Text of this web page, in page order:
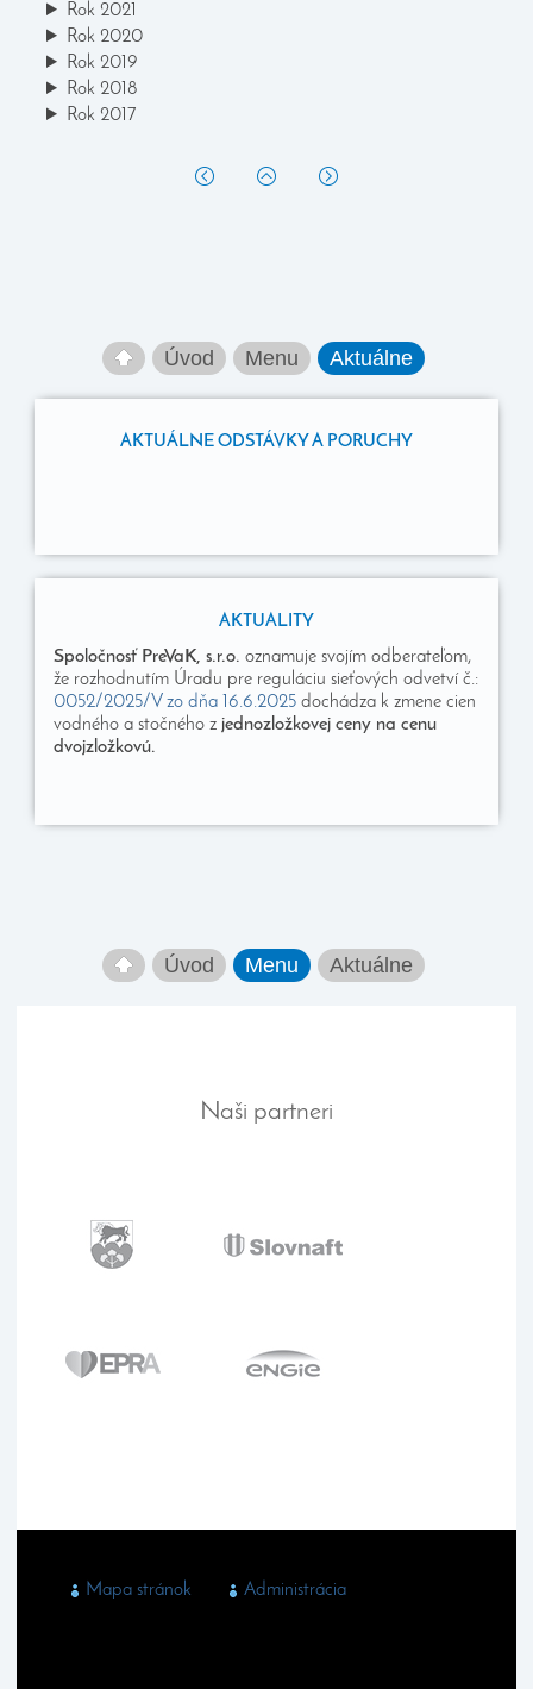
Rok 2021
Rok 2020
Rok 2019
Rok 2018
Rok 2017
Úvod Menu Aktuálne
AKTUÁLNE ODSTÁVKY A PORUCHY
AKTUALITY
Spoločnosť PreVaK, s.r.o. oznamuje svojím odberateľom,
že rozhodnutím Úradu pre reguláciu sieťových odvetví č.:
0052/2025/V zo dňa 16.6.2025 dochádza k zmene cien
vodného a stočného z jednozložkovej ceny na cenu
dvojzložkovú.
Úvod Menu Aktuálne
Naši partneri
Mapa stránok Administrácia